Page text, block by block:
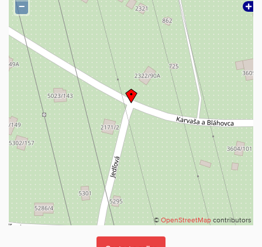
−
© OpenStreetMap contributors